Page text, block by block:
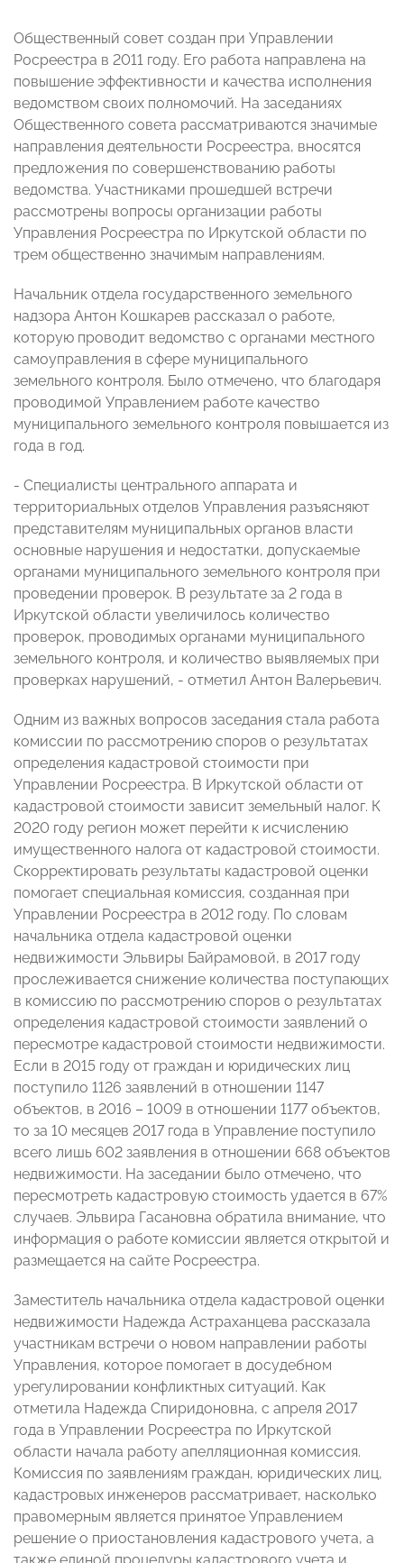
Общественный совет создан при Управлении
Росреестра в 2011 году. Его работа направлена на
повышение эффективности и качества исполнения
ведомством своих полномочий. На заседаниях
Общественного совета рассматриваются значимые
направления деятельности Росреестра, вносятся
предложения по совершенствованию работы
ведомства. Участниками прошедшей встречи
рассмотрены вопросы организации работы
Управления Росреестра по Иркутской области по
трем общественно значимым направлениям.
Начальник отдела государственного земельного
надзора Антон Кошкарев рассказал о работе,
которую проводит ведомство с органами местного
самоуправления в сфере муниципального
земельного контроля. Было отмечено, что благодаря
проводимой Управлением работе качество
муниципального земельного контроля повышается из
года в год.
- Специалисты центрального аппарата и
территориальных отделов Управления разъясняют
представителям муниципальных органов власти
основные нарушения и недостатки, допускаемые
органами муниципального земельного контроля при
проведении проверок. В результате за 2 года в
Иркутской области увеличилось количество
проверок, проводимых органами муниципального
земельного контроля, и количество выявляемых при
проверках нарушений, - отметил Антон Валерьевич.
Одним из важных вопросов заседания стала работа
комиссии по рассмотрению споров о результатах
определения кадастровой стоимости при
Управлении Росреестра. В Иркутской области от
кадастровой стоимости зависит земельный налог. К
2020 году регион может перейти к исчислению
имущественного налога от кадастровой стоимости.
Скорректировать результаты кадастровой оценки
помогает специальная комиссия, созданная при
Управлении Росреестра в 2012 году. По словам
начальника отдела кадастровой оценки
недвижимости Эльвиры Байрамовой, в 2017 году
прослеживается снижение количества поступающих
в комиссию по рассмотрению споров о результатах
определения кадастровой стоимости заявлений о
пересмотре кадастровой стоимости недвижимости.
Если в 2015 году от граждан и юридических лиц
поступило 1126 заявлений в отношении 1147
объектов, в 2016 – 1009 в отношении 1177 объектов,
то за 10 месяцев 2017 года в Управление поступило
всего лишь 602 заявления в отношении 668 объектов
недвижимости. На заседании было отмечено, что
пересмотреть кадастровую стоимость удается в 67%
случаев. Эльвира Гасановна обратила внимание, что
информация о работе комиссии является открытой и
размещается на сайте Росреестра.
Заместитель начальника отдела кадастровой оценки
недвижимости Надежда Астраханцева рассказала
участникам встречи о новом направлении работы
Управления, которое помогает в досудебном
урегулировании конфликтных ситуаций. Как
отметила Надежда Спиридоновна, с апреля 2017
года в Управлении Росреестра по Иркутской
области начала работу апелляционная комиссия.
Комиссия по заявлениям граждан, юридических лиц,
кадастровых инженеров рассматривает, насколько
правомерным является принятое Управлением
решение о приостановления кадастрового учета, а